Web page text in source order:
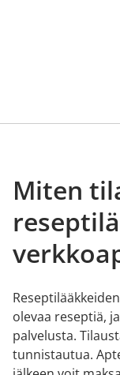
Miten
olevaa reseptiä,
palvelusta.
tunnistautua.